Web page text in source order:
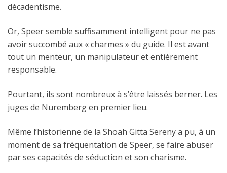
décadentisme.
Or, Speer semble suffisamment intelligent pour ne pas
avoir succombé aux « charmes » du guide. Il est avant
tout un menteur, un manipulateur et entièrement
responsable.
Pourtant, ils sont nombreux à s’être laissés berner. Les
juges de Nuremberg en premier lieu.
Même l’historienne de la Shoah Gitta Sereny a pu, à un
moment de sa fréquentation de Speer, se faire abuser
par ses capacités de séduction et son charisme.